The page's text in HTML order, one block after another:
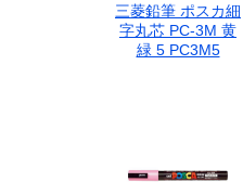
三菱鉛筆 ポスカ細
字丸芯 PC-3M 黄
緑 5 PC3M5